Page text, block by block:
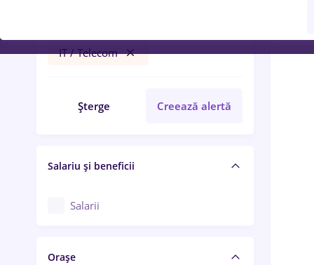
IT / Telecom
Șterge Creează alertă
Salariu și beneficii
Salarii
Orașe